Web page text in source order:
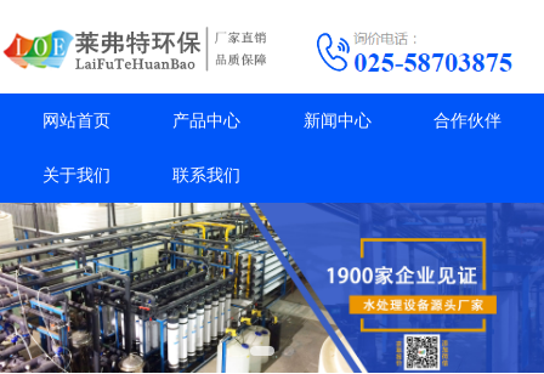
网站首页 产品中心 新闻中心 合作伙伴
关于我们 联系我们